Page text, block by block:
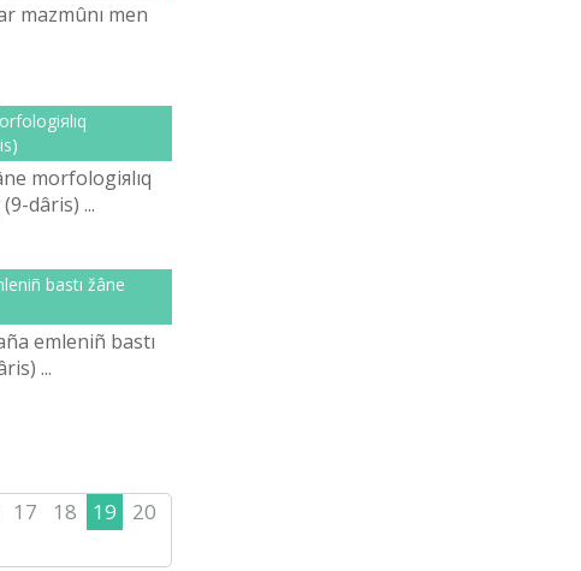
mazmûnı men
morfologiяlıq
dârіs) ...
bastı žâne
emlenіñ bastı
...
17 18 19
20